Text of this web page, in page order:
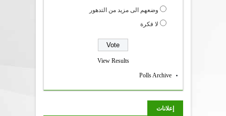
وضعهم الى مزيد من التدهور
لا فكرة
View Results
Polls Archive
إعلانات